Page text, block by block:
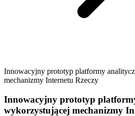
Innowacyjny prototyp platformy
mechanizmy Internetu Rzeczy
Innowacyjny prototyp
wykorzystującej mechanizmy